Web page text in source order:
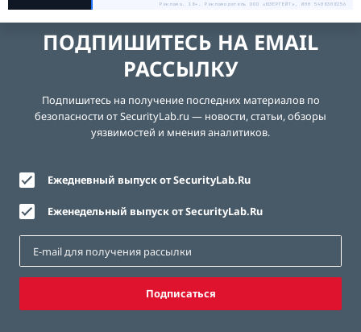
Реклама. 18+. Рекламодатель ООО «ЮЗЕРГЕЙТ», ИНН 5408308256
ПОДПИШИТЕСЬ НА EMAIL
РАССЫЛКУ
Подпишитесь на получение последних материалов по
безопасности от SecurityLab.ru — новости, статьи, обзоры
уязвимостей и мнения аналитиков.
Ежедневный выпуск от SecurityLab.Ru
Еженедельный выпуск от SecurityLab.Ru
Подписаться